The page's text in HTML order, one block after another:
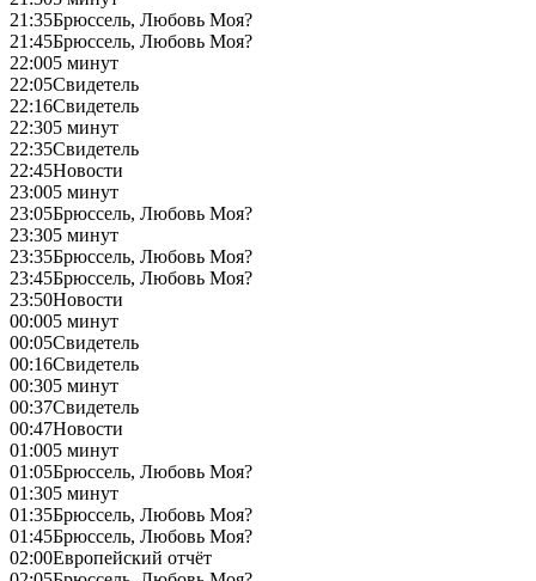
21:35Брюссель, Любовь Моя?
21:45Брюссель, Любовь Моя?
22:005 минут
22:05Свидетель
22:16Свидетель
22:305 минут
22:35Свидетель
22:45Новости
23:005 минут
23:05Брюссель, Любовь Моя?
23:305 минут
23:35Брюссель, Любовь Моя?
23:45Брюссель, Любовь Моя?
23:50Новости
00:005 минут
00:05Свидетель
00:16Свидетель
00:305 минут
00:37Свидетель
00:47Новости
01:005 минут
01:05Брюссель, Любовь Моя?
01:305 минут
01:35Брюссель, Любовь Моя?
01:45Брюссель, Любовь Моя?
02:00Европейский отчёт